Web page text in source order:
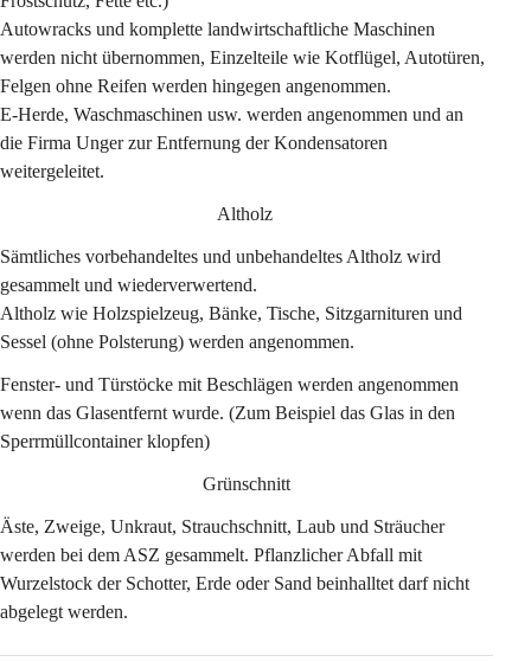
Autowracks und komplette landwirtschaftliche Maschinen
werden nicht übernommen, Einzelteile wie Kotflügel, Autotüren,
Felgen ohne Reifen werden hingegen angenommen.
E-Herde, Waschmaschinen usw. werden angenommen und an
die Firma Unger zur Entfernung der Kondensatoren
weitergeleitet.
Altholz
Sämtliches vorbehandeltes und unbehandeltes Altholz wird
gesammelt und wiederverwertend.
Altholz wie Holzspielzeug, Bänke, Tische, Sitzgarnituren und
Sessel (ohne Polsterung) werden angenommen.
Fenster- und Türstöcke mit Beschlägen werden angenommen
wenn das Glasentfernt wurde. (Zum Beispiel das Glas in den
Sperrmüllcontainer klopfen)
Grünschnitt
Äste, Zweige, Unkraut, Strauchschnitt, Laub und Sträucher
werden bei dem ASZ gesammelt. Pflanzlicher Abfall mit
Wurzelstock der Schotter, Erde oder Sand beinhalltet darf nicht
abgelegt werden.